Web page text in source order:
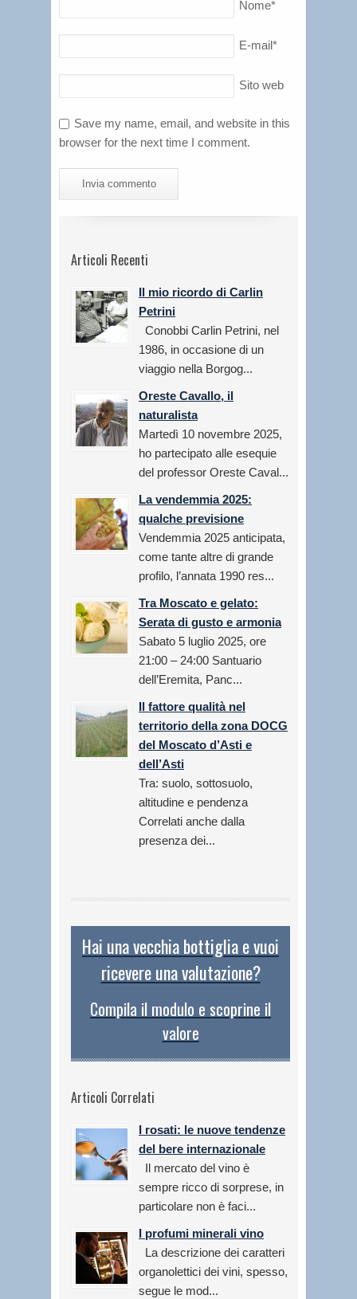
Nome*
E-mail*
Sito web
Save my name, email, and website in this
browser for the next time I comment.
Articoli Recenti
Il mio ricordo di Carlin
Petrini
Conobbi Carlin Petrini, nel
1986, in occasione di un
viaggio nella Borgog...
Oreste Cavallo, il
naturalista
Martedì 10 novembre 2025,
ho partecipato alle esequie
del professor Oreste Caval...
La vendemmia 2025:
qualche previsione
Vendemmia 2025 anticipata,
come tante altre di grande
profilo, l’annata 1990 res...
Tra Moscato e gelato:
Serata di gusto e armonia
Sabato 5 luglio 2025, ore
21:00 – 24:00 Santuario
dell’Eremita, Panc...
Il fattore qualità nel
territorio della zona DOCG
del Moscato d’Asti e
dell’Asti
Tra: suolo, sottosuolo,
altitudine e pendenza
Correlati anche dalla
presenza dei...
Hai una vecchia bottiglia e vuoi
ricevere una valutazione?
Compila il modulo e scoprine il
valore
Articoli Correlati
I rosati: le nuove tendenze
del bere internazionale
Il mercato del vino è
sempre ricco di sorprese, in
particolare non è faci...
I profumi minerali vino
La descrizione dei caratteri
organolettici dei vini, spesso,
segue le mod...